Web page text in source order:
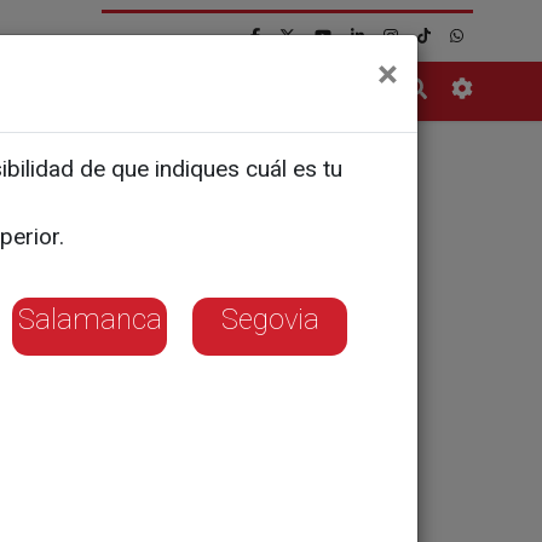
su
la modalidad
tienen
×
de que indiques cuál es tu
Salamanca Segovia